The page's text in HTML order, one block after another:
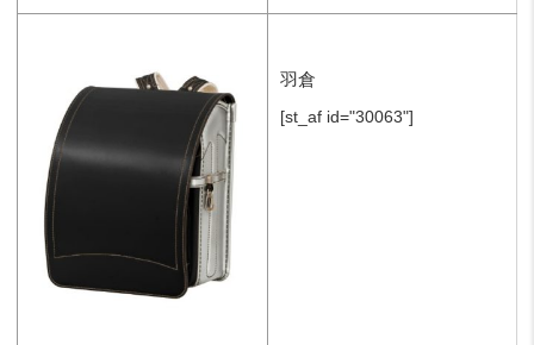
羽倉
[st_af id="30063"]